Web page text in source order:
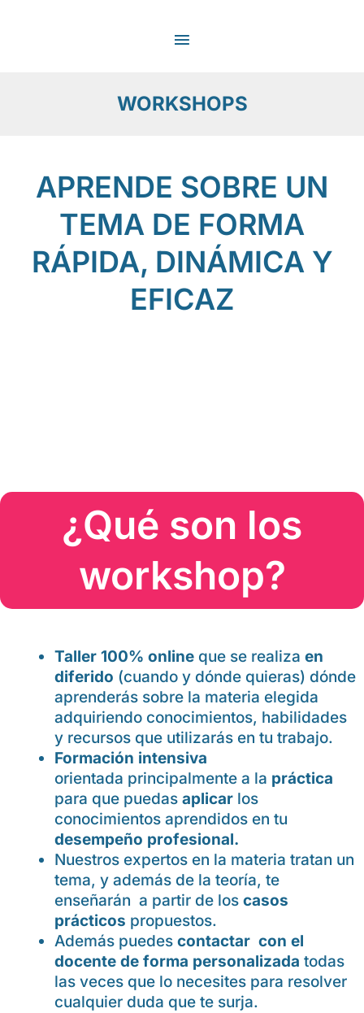
WORKSHOPS
APRENDE SOBRE UN
TEMA DE FORMA
RÁPIDA, DINÁMICA Y
EFICAZ
¿Qué son los
workshop?
Taller 100% online que se realiza en
diferido (cuando y dónde quieras) dónde
aprenderás sobre la materia elegida
adquiriendo conocimientos, habilidades
y recursos que utilizarás en tu trabajo.
Formación intensiva
orientada principalmente a la práctica
para que puedas aplicar los
conocimientos aprendidos en tu
desempeño profesional.
Nuestros expertos en la materia tratan un
tema, y además de la teoría, te
enseñarán a partir de los casos
prácticos propuestos.
Además puedes contactar con el
docente de forma personalizada todas
las veces que lo necesites para resolver
cualquier duda que te surja.